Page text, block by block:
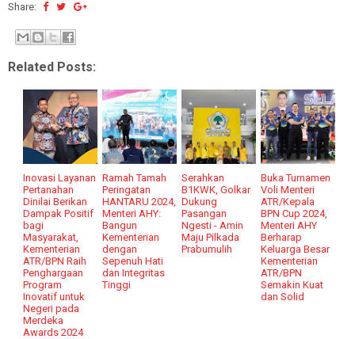
Share:
Related Posts:
Inovasi Layanan
Pertanahan
Dinilai Berikan
Dampak Positif
bagi
Masyarakat,
Kementerian
ATR/BPN Raih
Penghargaan
Program
Inovatif untuk
Negeri pada
Merdeka
Awards 2024
Ramah Tamah
Peringatan
HANTARU 2024,
Menteri AHY:
Bangun
Kementerian
dengan
Sepenuh Hati
dan Integritas
Tinggi
Serahkan
B1KWK, Golkar
Dukung
Pasangan
Ngesti - Amin
Maju Pilkada
Prabumulih
Buka Turnamen
Voli Menteri
ATR/Kepala
BPN Cup 2024,
Menteri AHY
Berharap
Keluarga Besar
Kementerian
ATR/BPN
Semakin Kuat
dan Solid